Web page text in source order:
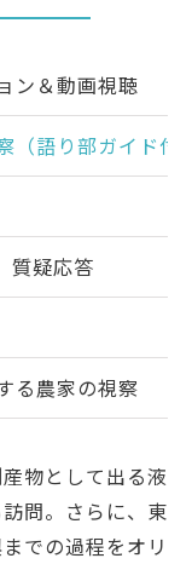
ン＆動画視聴
（語り部ガイド付
質疑応答
る農家の視察
物として出る液
問。さらに、東
での過程をオリ